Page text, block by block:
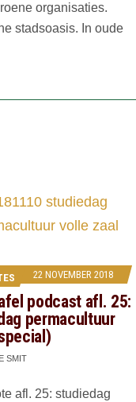
organisaties.
stadsoasis. In oude
22 NOVEMBER 2018
podcast afl. 25:
permacultuur
SMIT
afl. 25: studiedag